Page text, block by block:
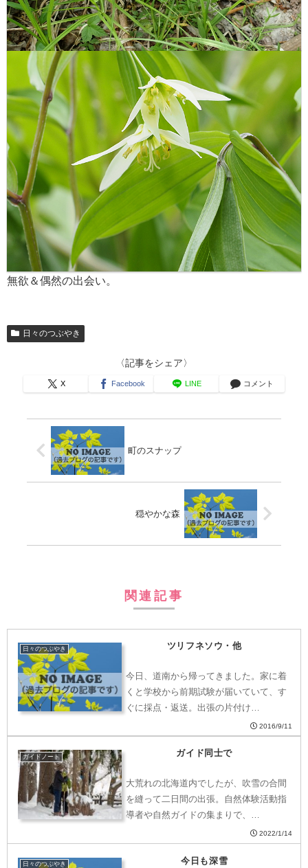
無欲＆偶然の出会い。
日々のつぶやき
〈記事をシェア〉
X Facebook LINE コメント
町のスナップ
穏やかな森
関連記事
日々のつぶやき ツリフネソウ・他
今日、道南から帰ってきました。家に着
くと学校から前期試験が届いていて、す
ぐに採点・返送。出張の片付け…
2016/9/11
ガイドノート ガイド同士で
大荒れの北海道内でしたが、吹雪の合間
を縫って二日間の出張。自然体験活動指
導者や自然ガイドの集まりで、…
2022/1/14
日々のつぶやき 今日も深雪